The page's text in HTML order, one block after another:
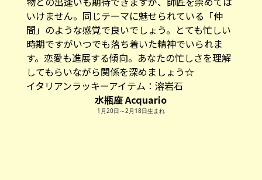
いけません。同じテーマに魅せられている「仲
間」のような感覚で良いでしょう。とても忙しい
時期ですがいつでも落ち着いた精神でいられま
す。恋愛も進展する傾向。あなたの忙しさを理解
してもらいながら関係を深めましょう☆
イタリアンラッキーアイテム： 溶岩石
水瓶座 Acquario
1月20日～2月18日生まれ